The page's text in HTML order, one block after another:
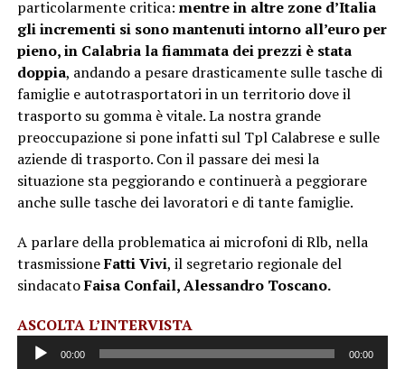
particolarmente critica: mentre in altre zone d’Italia
gli incrementi si sono mantenuti intorno all’euro per
pieno, in Calabria la fiammata dei prezzi è stata
doppia, andando a pesare drasticamente sulle tasche di
famiglie e autotrasportatori in un territorio dove il
trasporto su gomma è vitale. La nostra grande
preoccupazione si pone infatti sul Tpl Calabrese e sulle
aziende di trasporto. Con il passare dei mesi la
situazione sta peggiorando e continuerà a peggiorare
anche sulle tasche dei lavoratori e di tante famiglie.
A parlare della problematica ai microfoni di Rlb, nella
trasmissioneFatti Vivi, il segretario regionale del
sindacatoFaisa Confail, Alessandro Toscano.
ASCOLTA L’INTERVISTAAudio
Player
00:00 00:00